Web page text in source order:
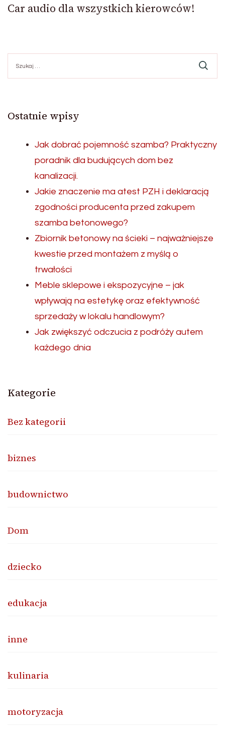
Car audio dla wszystkich kierowców!
Ostatnie wpisy
Jak dobrać pojemność szamba? Praktyczny
poradnik dla budujących dom bez
kanalizacji.
Jakie znaczenie ma atest PZH i deklaracją
zgodności producenta przed zakupem
szamba betonowego?
Zbiornik betonowy na ścieki – najważniejsze
kwestie przed montażem z myślą o
trwałości
Meble sklepowe i ekspozycyjne – jak
wpływają na estetykę oraz efektywność
sprzedaży w lokalu handlowym?
Jak zwiększyć odczucia z podróży autem
każdego dnia
Kategorie
Bez kategorii
biznes
budownictwo
Dom
dziecko
edukacja
inne
kulinaria
motoryzacja